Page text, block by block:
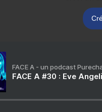
FACE A - un podcast
FACE A #30 : Eve